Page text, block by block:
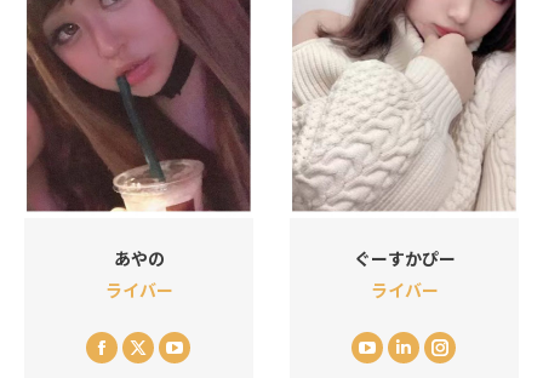
あやの
ライバー
Facebook
X YouTube
ぐーすかぴー
ライバー
YouTube
LinkedinInstagram